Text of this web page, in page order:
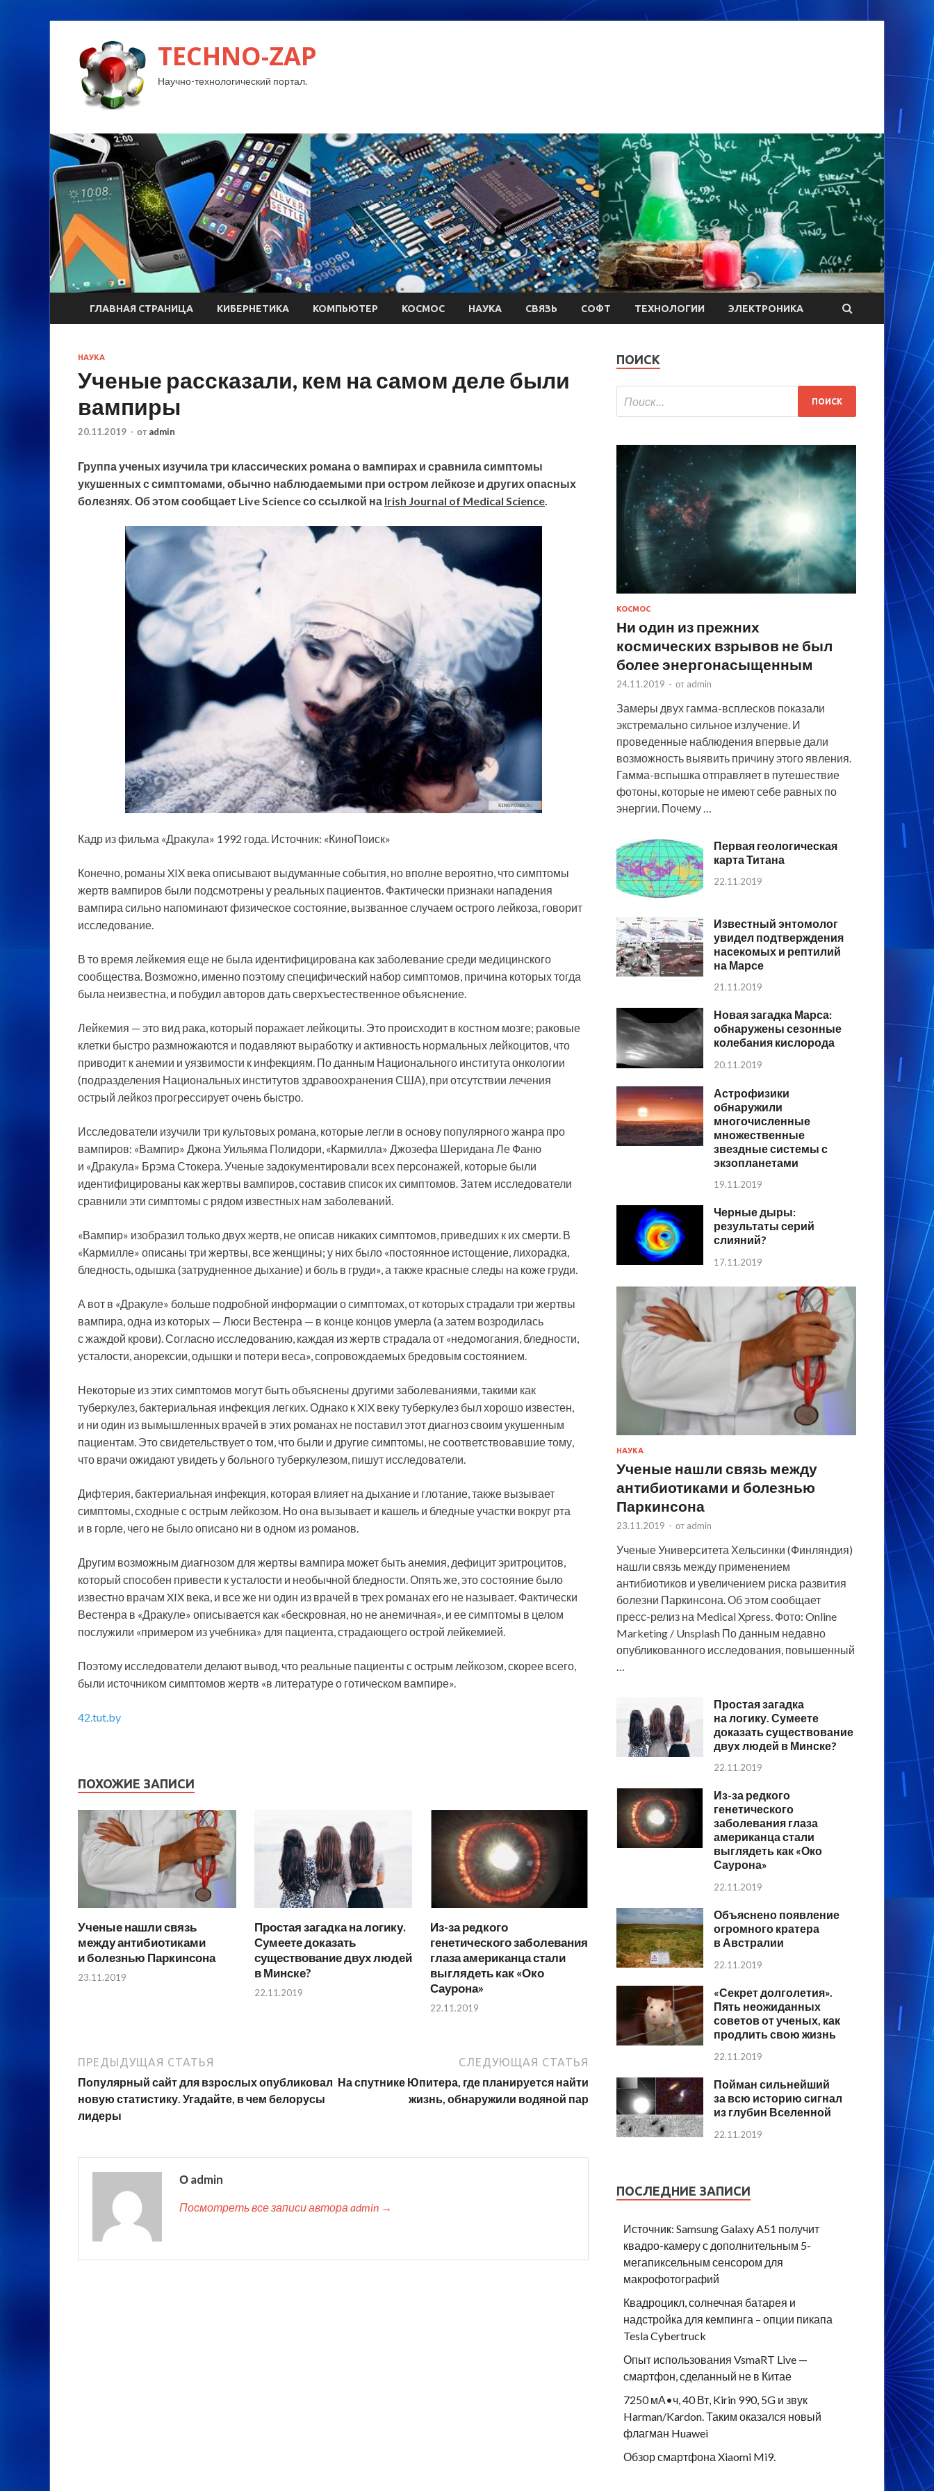
TECHNO-ZAP
Научно-технологический портал.
ГЛАВНАЯ СТРАНИЦА КИБЕРНЕТИКА КОМПЬЮТЕР КОСМОС НАУКА СВЯЗЬ СОФТ ТЕХНОЛОГИИ ЭЛЕКТРОНИКА
НАУКА
Ученые рассказали, кем на самом деле были
вампиры
20.11.2019 - от admin
Группа ученых изучила три классических романа о вампирах и сравнила симптомы
укушенных с симптомами, обычно наблюдаемыми при остром лейкозе и других опасных
болезнях. Об этом сообщает Live Science со ссылкой на Irish Journal of Medical Science
Кадр из фильма «Дракула» 1992 года. Источник: «КиноПоиск»
Конечно, романы XIX века описывают выдуманные события, но вполне вероятно, что симптомы
жертв вампиров были подсмотрены у реальных пациентов. Фактически признаки нападения
вампира сильно напоминают физическое состояние, вызванное случаем острого лейкоза, говорит
исследование.
В то время лейкемия еще не была идентифицирована как заболевание среди медицинского
сообщества. Возможно, именно поэтому специфический набор симптомов, причина которых тогда
была неизвестна, и побудил авторов дать сверхъестественное объяснение.
Лейкемия — это вид рака, который поражает лейкоциты. Это происходит в костном мозге; раковые
клетки быстро размножаются и подавляют выработку и активность нормальных лейкоцитов, что
приводит к анемии и уязвимости к инфекциям. По данным Национального института онкологии
(подразделения Национальных институтов здравоохранения США), при отсутствии лечения
острый лейкоз прогрессирует очень быстро.
Исследователи изучили три культовых романа, которые легли в основу популярного жанра про
вампиров: «Вампир» Джона Уильяма Полидори, «Кармилла» Джозефа Шеридана Ле Фаню
и «Дракула» Брэма Стокера. Ученые задокументировали всех персонажей, которые были
идентифицированы как жертвы вампиров, составив список их симптомов. Затем исследователи
сравнили эти симптомы с рядом известных нам заболеваний.
«Вампир» изобразил только двух жертв, не описав никаких симптомов, приведших к их смерти. В
«Кармилле» описаны три жертвы, все женщины; у них было «постоянное истощение, лихорадка,
бледность, одышка (затрудненное дыхание) и боль в груди», а также красные следы на коже груди.
А вот в «Дракуле» больше подробной информации о симптомах, от которых страдали три жертвы
вампира, одна из которых — Люси Вестенра — в конце концов умерла (а затем возродилась
с жаждой крови). Согласно исследованию, каждая из жертв страдала от «недомогания, бледности,
усталости, анорексии, одышки и потери веса», сопровождаемых бредовым состоянием.
Некоторые из этих симптомов могут быть объяснены другими заболеваниями, такими как
туберкулез, бактериальная инфекция легких. Однако к XIX веку туберкулез был хорошо известен,
и ни один из вымышленных врачей в этих романах не поставил этот диагноз своим укушенным
пациентам. Это свидетельствует о том, что были и другие симптомы, не соответствовавшие тому,
что врачи ожидают увидеть у больного туберкулезом, пишут исследователи.
Дифтерия, бактериальная инфекция, которая влияет на дыхание и глотание, также вызывает
симптомы, сходные с острым лейкозом. Но она вызывает и кашель и бледные участки вокруг рта
и в горле, чего не было описано ни в одном из романов.
Другим возможным диагнозом для жертвы вампира может быть анемия, дефицит эритроцитов,
который способен привести к усталости и необычной бледности. Опять же, это состояние было
известно врачам XIX века, и все же ни один из врачей в трех романах его не называет. Фактически
Вестенра в «Дракуле» описывается как «бескровная, но не анемичная», и ее симптомы в целом
послужили «примером из учебника» для пациента, страдающего острой лейкемией.
Поэтому исследователи делают вывод, что реальные пациенты с острым лейкозом, скорее всего,
были источником симптомов жертв «в литературе о готическом вампире».
42.tut.by
ПОХОЖИЕ ЗАПИСИ
Ученые нашли связь
между антибиотиками
и болезнью Паркинсона
23.11.2019
Простая загадка на логику.
Сумеете доказать
существование двух людей
в Минске?
22.11.2019
Из-за редкого
генетического заболевания
глаза американца стали
выглядеть как «Око
Саурона»
22.11.2019
ПРЕДЫДУЩАЯ СТАТЬЯ
Популярный сайт для взрослых опубликовал
новую статистику. Угадайте, в чем белорусы
лидеры
СЛЕДУЮЩАЯ СТАТЬЯ
На спутнике Юпитера, где планируется найти
жизнь, обнаружили водяной пар
О admin
Посмотреть все записи автора admin →
ПОИСК
КОСМОС
Ни один из прежних
космических взрывов не был
более энергонасыщенным
24.11.2019 - от admin
Замеры двух гамма-всплесков показали
экстремально сильное излучение. И
проведенные наблюдения впервые дали
возможность выявить причину этого явления.
Гамма-вспышка отправляет в путешествие
фотоны, которые не имеют себе равных по
энергии. Почему …
Первая геологическая
карта Титана
22.11.2019
Известный энтомолог
увидел подтверждения
насекомых и рептилий
на Марсе
21.11.2019
Новая загадка Марса:
обнаружены сезонные
колебания кислорода
20.11.2019
Астрофизики
обнаружили
многочисленные
множественные
звездные системы с
экзопланетами
19.11.2019
Черные дыры:
результаты серий
слияний?
17.11.2019
НАУКА
Ученые нашли связь между
антибиотиками и болезнью
Паркинсона
23.11.2019 - от admin
Ученые Университета Хельсинки (Финляндия)
нашли связь между применением
антибиотиков и увеличением риска развития
болезни Паркинсона. Об этом сообщает
пресс-релиз на Medical Xpress. Фото: Online
Marketing / Unsplash По данным недавно
опубликованного исследования, повышенный
Простая загадка
на логику. Сумеете
доказать существование
двух людей в Минске?
22.11.2019
Из-за редкого
генетического
заболевания глаза
американца стали
выглядеть как «Око
Саурона»
22.11.2019
Объяснено появление
огромного кратера
в Австралии
22.11.2019
«Секрет долголетия».
Пять неожиданных
советов от ученых, как
продлить свою жизнь
22.11.2019
Пойман сильнейший
за всю историю сигнал
из глубин Вселенной
22.11.2019
ПОСЛЕДНИЕ ЗАПИСИ
Источник: Samsung Galaxy A51 получит
квадро-камеру с дополнительным 5-
мегапиксельным сенсором для
макрофотографий
Квадроцикл, солнечная батарея и
надстройка для кемпинга – опции пикапа
Tesla Cybertruck
Опыт использования VsmaRT Live —
смартфон, сделанный не в Китае
7250 мА•ч, 40 Вт, Kirin 990, 5G и звук
Harman/Kardon. Таким оказался новый
флагман Huawei
Обзор смартфона Xiaomi Mi9.